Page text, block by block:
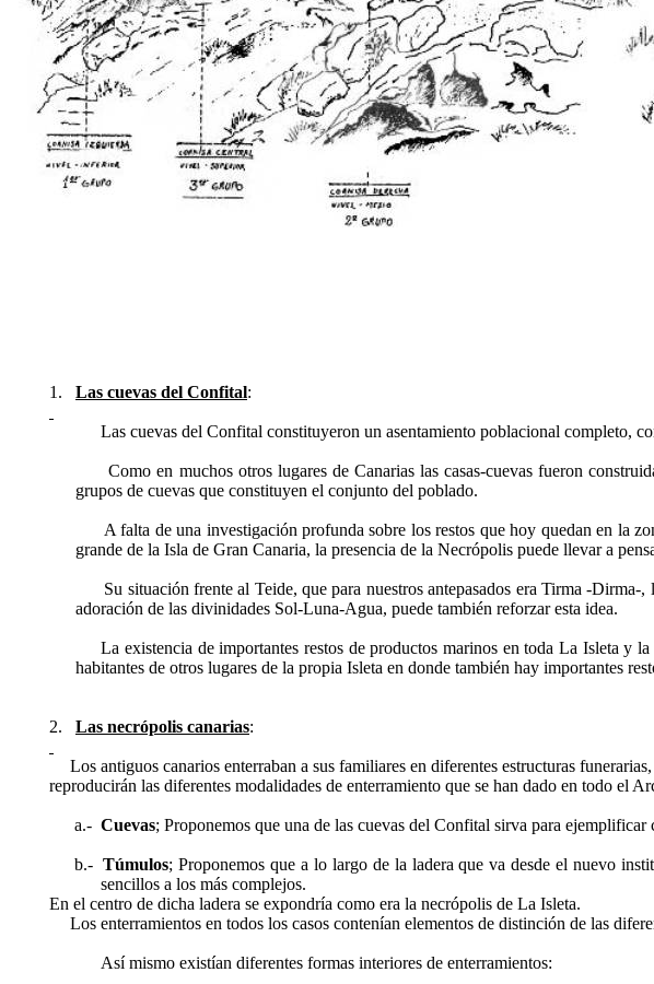
1.
Las cuevas del Confital:
Las cuevas del Confital constituyeron un asentamiento poblacional completo,
Como en muchos otros lugares de Canarias las casas-cuevas fueron
grupos de cuevas que constituyen el conjunto del poblado.
A falta de una investigación profunda sobre los restos que hoy quedan en la
grande de la Isla de Gran Canaria, la presencia de la Necrópolis puede llevar a
Su situación frente al Teide, que para nuestros antepasados era Tirma -
adoración de las divinidades Sol-Luna-Agua, puede también reforzar esta idea.
La existencia de importantes restos de productos marinos en toda La Isleta y
habitantes de otros lugares de la propia Isleta en donde también hay importantes
2. Las necrópolis canarias:
Los antiguos canarios enterraban a sus familiares en diferentes estructuras
reproducirán las diferentes modalidades de enterramiento que se han dado en todo el
a.- Cuevas; Proponemos que una de las cuevas del Confital sirva para
b.- Túmulos; Proponemos que a lo largo de la ladera que va desde el nuevo
sencillos a los más complejos.
En el centro de dicha ladera se expondría como era la necrópolis de La Isleta.
Los enterramientos en todos los casos contenían elementos de distinción de las
Así mismo existían diferentes formas interiores de enterramientos: